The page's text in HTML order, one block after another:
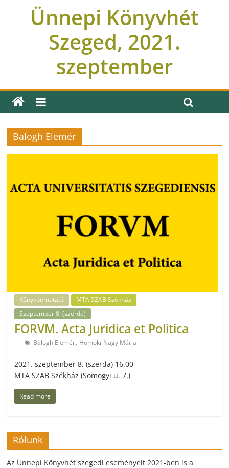
Ünnepi Könyvhét
Szeged, 2021.
szeptember
Balogh Elemér
Könyvbemutató
MTA SZAB Székház
Szeptember 8. (szerda)
FORVM. Acta Juridica et Politica
Balogh Elemér, Homoki-Nagy Mária
2021. szeptember 8. (szerda) 16.00
MTA SZAB Székház (Somogyi u. 7.)
Read more
Rólunk
Az Ünnepi Könyvhét szegedi eseményeit 2021-ben is a